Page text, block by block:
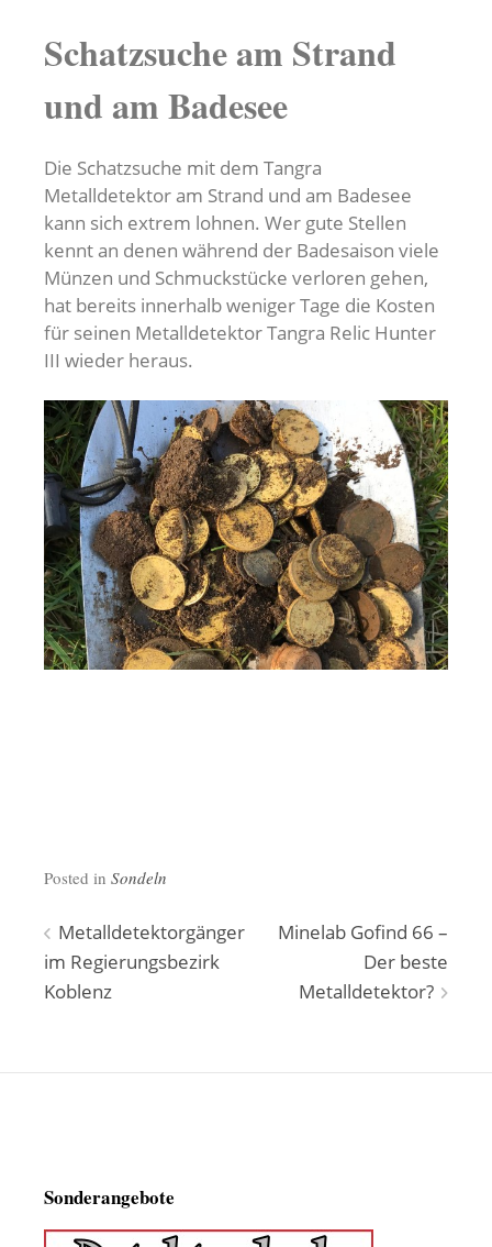
Schatzsuche am Strand
und am Badesee
Die Schatzsuche mit dem Tangra
Metalldetektor am Strand und am Badesee
kann sich extrem lohnen. Wer gute Stellen
kennt an denen während der Badesaison viele
Münzen und Schmuckstücke verloren gehen,
hat bereits innerhalb weniger Tage die Kosten
für seinen Metalldetektor Tangra Relic Hunter
III wieder heraus.
Posted in Sondeln
Beitragsnavigation
Metalldetektorgänger
im Regierungsbezirk
Koblenz
Minelab Gofind 66 –
Der beste
Metalldetektor?
Sonderangebote